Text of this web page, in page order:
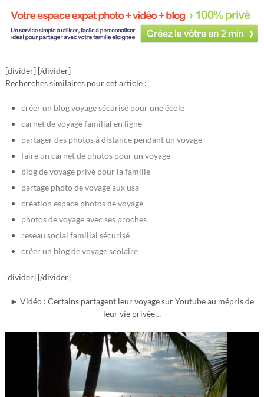
[divider] [/divider]
Recherches similaires pour cet article :
créer un blog voyage sécurisé pour une école
carnet de voyage familial en ligne
partager des photos à distance pendant un voyage
faire un carnet de photos pour un voyage
blog de voyage privé pour la famille
partage photo de voyage aux usa
création espace photos de voyage
photos de voyage avec ses proches
reseau social familial sécurisé
créer un blog de voyage scolaire
[divider] [/divider]
► Vidéo : Certains partagent leur voyage sur Youtube au mépris de
leur vie privée…